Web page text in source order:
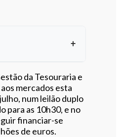
artigo
da Tesouraria e
mercados esta
num leilão duplo
para as 10h30, e no
financiar-se
de euros.